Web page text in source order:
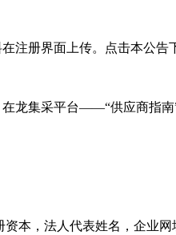
册界面上传。点击本公告
龙集采平台——“供应商指南
本，法人代表姓名，企业